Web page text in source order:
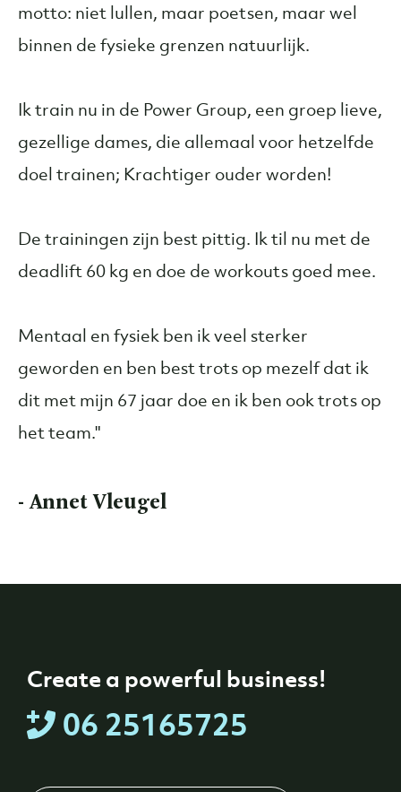
motto: niet lullen, maar poetsen, maar wel
binnen de fysieke grenzen natuurlijk.
Ik train nu in de Power Group, een groep lieve,
gezellige dames, die allemaal voor hetzelfde
doel trainen; Krachtiger ouder worden!
De trainingen zijn best pittig. Ik til nu met de
deadlift 60 kg en doe de workouts goed mee.
Mentaal en fysiek ben ik veel sterker
geworden en ben best trots op mezelf dat ik
dit met mijn 67 jaar doe en ik ben ook trots op
het team."
- Annet Vleugel
Create a powerful business!
06 25165725